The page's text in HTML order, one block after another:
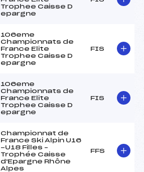
Trophee Caisse D
epargne
106eme
Championnats de
France Elite
Trophee Caisse D
epargne
FIS
106eme
Championnats de
France Elite
Trophee Caisse D
epargne
FIS
Championnat de
France Ski Alpin U16
-U18 Filles –
Trophée Caisse
d'Epargne Rhône
Alpes
FFS